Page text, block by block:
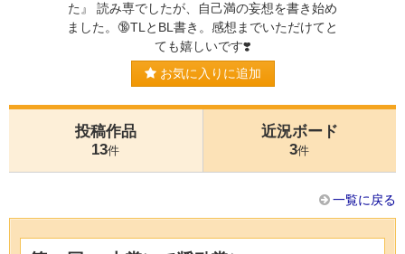
た』 読み専でしたが、自己満の妄想を書き始め
ました。🔞TLとBL書き。感想までいただけてと
ても嬉しいです❣️
お気に入りに追加
投稿作品
13件
近況ボード
3件
一覧に戻る